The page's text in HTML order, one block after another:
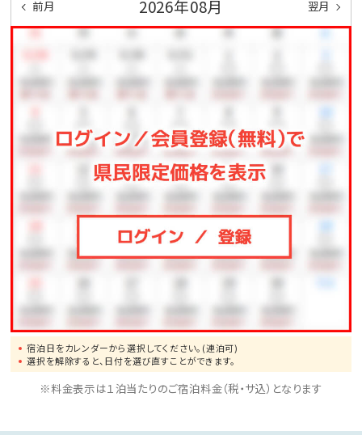
前月 2026年08月 翌月
宿泊日をカレンダーから選択してください。(連泊可)
選択を解除すると、日付を選び直すことができます。
※料金表示は１泊当たりのご宿泊料金（税・サ込）となります